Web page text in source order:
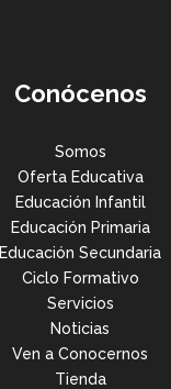
Conócenos
Somos
Oferta Educativa
Educación Infantil
Educación Primaria
Educación Secundaria
Ciclo Formativo
Servicios
Noticias
Ven a Conocernos
Tienda